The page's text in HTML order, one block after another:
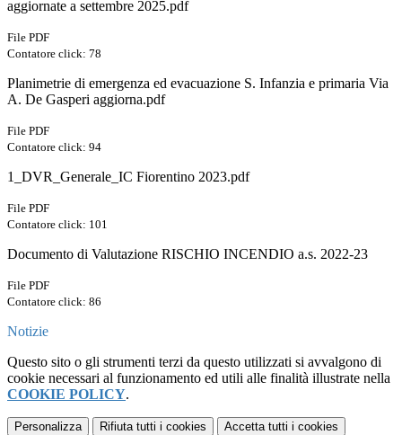
aggiornate a settembre 2025.pdf
File PDF
Contatore click: 78
Planimetrie di emergenza ed evacuazione S. Infanzia e primaria Via
A. De Gasperi aggiorna.pdf
File PDF
Contatore click: 94
1_DVR_Generale_IC Fiorentino 2023.pdf
File PDF
Contatore click: 101
Documento di Valutazione RISCHIO INCENDIO a.s. 2022-23
File PDF
Contatore click: 86
Notizie
Questo sito o gli strumenti terzi da questo utilizzati si avvalgono di
cookie necessari al funzionamento ed utili alle finalità illustrate nella
COOKIE POLICY.
Personalizza Rifiuta tutti i cookies Accetta tutti i cookies